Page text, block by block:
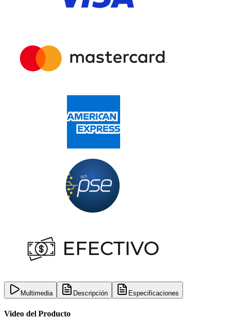
Multimedia Descripción Especificaciones
Video del Producto